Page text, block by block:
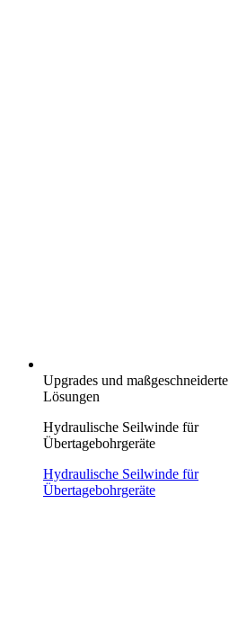
Upgrades und maßgeschneiderte
Lösungen
Hydraulische Seilwinde für
Übertagebohrgeräte
Hydraulische Seilwinde für
Übertagebohrgeräte